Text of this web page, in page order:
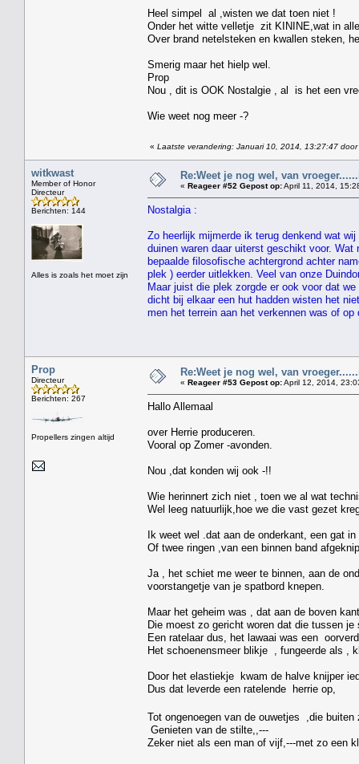
Heel simpel al ,wisten we dat toen niet !
Onder het witte velletje zit KININE,wat in
Over brand netelsteken en kwallen steken,
Smerig maar het hielp wel.
Prop
Nou , dit is OOK Nostalgie , al is het een
Wie weet nog meer -?
« Laatste verandering: Januari 10, 2014, 13:27:47 door
witkwast
Member of Honor
Directeur
Berichten: 144
Alles is zoals het moet zijn
Re:Weet je nog wel, van
« Reageer #52 Gepost op:April 11, 2014,
Nostalgia :
Zo heerlijk mijmerde ik terug denkend wat
duinen waren daar uiterst geschikt voor.
bepaalde filosofische achtergrond achter
plek ) eerder uitlekken. Veel van onze
Maar juist die plek zorgde er ook voor dat
dicht bij elkaar een hut hadden wisten het
men het terrein aan het verkennen was of
Prop
Directeur
Berichten: 267
Propellers zingen altijd
Re:Weet je nog wel, van
« Reageer #53 Gepost op:April 12, 2014,
Hallo Allemaal
over Herrie produceren.
Vooral op Zomer -avonden.
Nou ,dat konden wij ook -!!
Wie herinnert zich niet , toen we al wat
Wel leeg natuurlijk,hoe we die vast gezet
Ik weet wel .dat aan de onderkant, een gat
Of twee ringen ,van een binnen band
Ja , het schiet me weer te binnen, aan de
voorstangetje van je spatbord knepen.
Maar het geheim was , dat aan de boven
Die moest zo gericht woren dat die tussen
Een ratelaar dus, het lawaai was een
Het schoenensmeer blikje , fungeerde als ,
Door het elastiekje kwam de halve knijper
Dus dat leverde een ratelende herrie op,
Tot ongenoegen van de ouwetjes ,die
Genieten van de stilte,,---
Zeker niet als een man of vijf,---met zo een